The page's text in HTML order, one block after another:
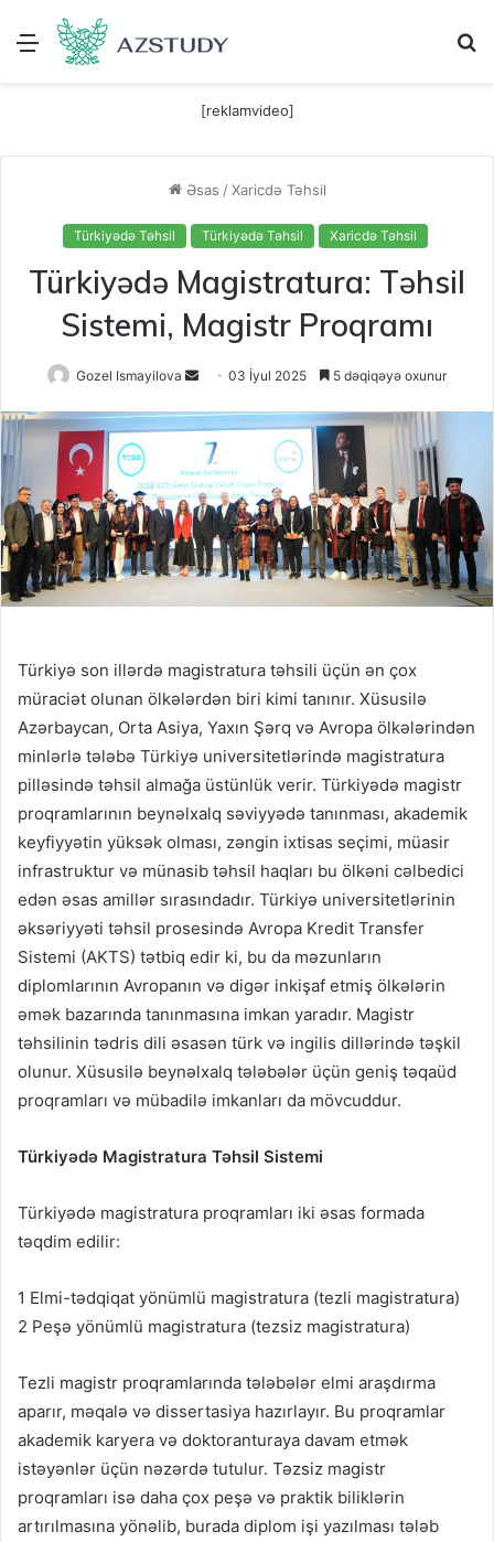
Menu
[reklamvideo]
Əsas / Xaricdə Təhsil
Türkiyədə Təhsil Türkiyədə Təhsil Xaricdə Təhsil
Türkiyədə Magistratura: Təhsil
Sistemi, Magistr Proqramı
Gozel Ismayilova
Send
email
03 İyul 2025 5 dəqiqəyə oxunur
Türkiyə son illərdə magistratura təhsili üçün ən çox
müraciət olunan ölkələrdən biri kimi tanınır. Xüsusilə
Azərbaycan, Orta Asiya, Yaxın Şərq və Avropa ölkələrindən
minlərlə tələbə Türkiyə universitetlərində magistratura
pilləsində təhsil almağa üstünlük verir. Türkiyədə magistr
proqramlarının beynəlxalq səviyyədə tanınması, akademik
keyfiyyətin yüksək olması, zəngin ixtisas seçimi, müasir
infrastruktur və münasib təhsil haqları bu ölkəni cəlbedici
edən əsas amillər sırasındadır. Türkiyə universitetlərinin
əksəriyyəti təhsil prosesində Avropa Kredit Transfer
Sistemi (AKTS) tətbiq edir ki, bu da məzunların
diplomlarının Avropanın və digər inkişaf etmiş ölkələrin
əmək bazarında tanınmasına imkan yaradır. Magistr
təhsilinin tədris dili əsasən türk və ingilis dillərində təşkil
olunur. Xüsusilə beynəlxalq tələbələr üçün geniş təqaüd
proqramları və mübadilə imkanları da mövcuddur.
Türkiyədə Magistratura Təhsil Sistemi
Türkiyədə magistratura proqramları iki əsas formada
təqdim edilir:
1 Elmi-tədqiqat yönümlü magistratura (tezli magistratura)
2 Peşə yönümlü magistratura (tezsiz magistratura)
Tezli magistr proqramlarında tələbələr elmi araşdırma
aparır, məqalə və dissertasiya hazırlayır. Bu proqramlar
akademik karyera və doktoranturaya davam etmək
istəyənlər üçün nəzərdə tutulur. Təzsiz magistr
proqramları isə daha çox peşə və praktik biliklərin
artırılmasına yönəlib, burada diplom işi yazılması tələb